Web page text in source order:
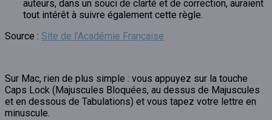
auteurs, dans un souci de clarté et de correction, auraient
tout intérêt à suivre également cette règle.
Source : Site de l’Académie Française
Sur Mac, rien de plus simple : vous appuyez sur la touche
Caps Lock (Majuscules Bloquées, au dessus de Majuscules
et en dessous de Tabulations) et vous tapez votre lettre en
minuscule.